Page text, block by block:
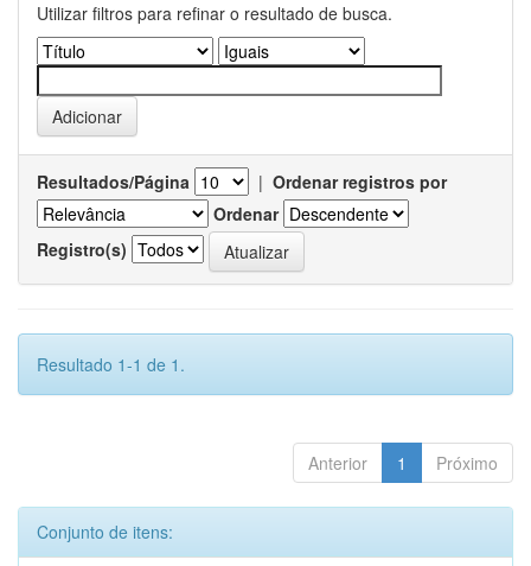
Utilizar filtros para refinar o resultado de busca.
Resultados/Página | Ordenar registros por
Ordenar
Registro(s)
Resultado 1-1 de 1.
Anterior 1 Próximo
Conjunto de itens: